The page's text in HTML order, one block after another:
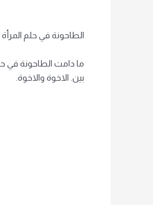
الطاحونة في حلم
ما دامت الطاحونة في
بين. الاخوة والاخوة.